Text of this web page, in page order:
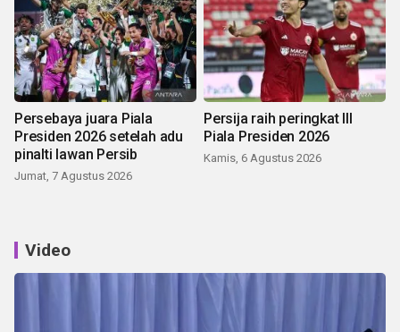
Persebaya juara Piala
Presiden 2026 setelah adu
pinalti lawan Persib
Jumat, 7 Agustus 2026
Persija raih peringkat III
Piala Presiden 2026
Kamis, 6 Agustus 2026
Video